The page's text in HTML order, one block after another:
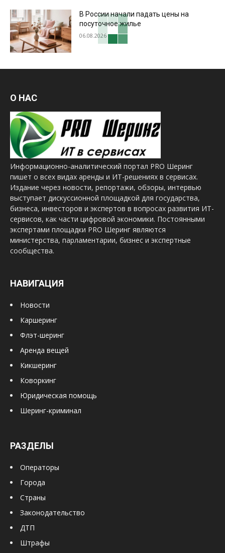
В России начали падать цены на
посуточное жилье
06.08.2026
О НАС
Информационно-аналитический портал PRO Шеринг
пишет о всех видах аренды и ИТ-решениях в сервисах.
Издание через новости, репортажи, обзоры, интервью
выступает дискуссионной площадкой для государства,
бизнеса, инвесторов и экспертов в вопросах развития ИТ-
сервисов, как части цифровой экономики. Постоянными
экспертами площадки PRO Шеринг являются
министерства, парламентарии, бизнес и экспертные
сообщества.
НАВИГАЦИЯ
Новости
Каршеринг
Флэт-шеринг
Аренда вещей
Кикшеринг
Коворкинг
Юридическая помощь
Шеринг-криминал
РАЗДЕЛЫ
Операторы
Города
Страны
Законодательство
ДТП
Штрафы